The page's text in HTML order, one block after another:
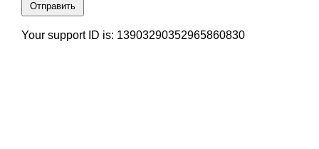
Отправить
Your support ID is: 13903290352965860830